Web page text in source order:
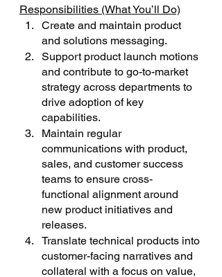
Responsibilities (What You’ll Do)
Create and maintain product
and solutions messaging.
Support product launch motions
and contribute to go-to-market
strategy across departments to
drive adoption of key
capabilities.
Maintain regular
communications with product,
sales, and customer success
teams to ensure cross-
functional alignment around
new product initiatives and
releases.
Translate technical products into
customer-facing narratives and
collateral with a focus on value,